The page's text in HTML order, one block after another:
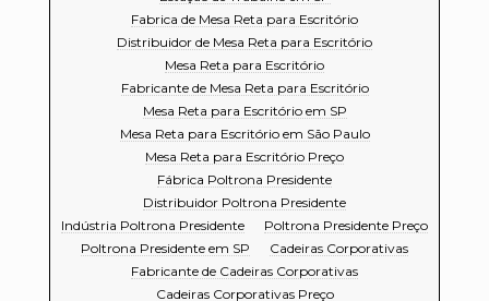
Fabrica de Mesa Reta para Escritório
Distribuidor de Mesa Reta para Escritório
Mesa Reta para Escritório
Fabricante de Mesa Reta para Escritório
Mesa Reta para Escritório em SP
Mesa Reta para Escritório em São Paulo
Mesa Reta para Escritório Preço
Fábrica Poltrona Presidente
Distribuidor Poltrona Presidente
Indústria Poltrona Presidente
Poltrona Presidente Preço
Poltrona Presidente em SP
Cadeiras Corporativas
Fabricante de Cadeiras Corporativas
Cadeiras Corporativas Preço